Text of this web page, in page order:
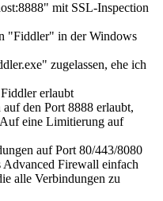
mit SSL-Inspection
"Fiddler" in der Windows
zugelassen, ehe ich
erlaubt
den Port 8888 erlaubt,
eine Limitierung auf
auf Port 80/443/8080
Firewall einfach
alle Verbindungen zu